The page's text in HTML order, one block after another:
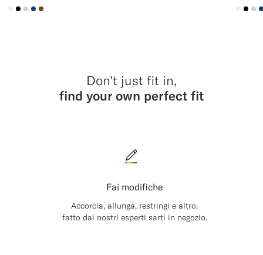
#F1EFE8
#000000
#D7D1C3
#1C3D7A
#76471B
Don’t just fit in,
find your own perfect fit
Fai modifiche
Accorcia, allunga, restringi e altro,
fatto dai nostri esperti sarti in negozio.